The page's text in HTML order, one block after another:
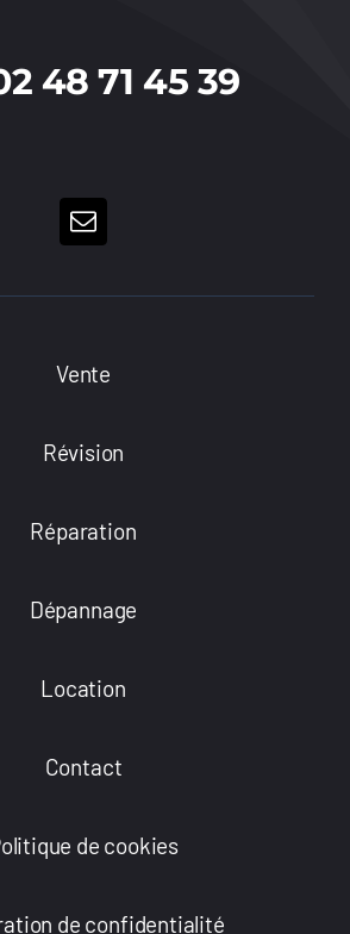
48 71 45 39
Vente
Révision
Réparation
Dépannage
Location
Contact
de cookies
de confidentialité